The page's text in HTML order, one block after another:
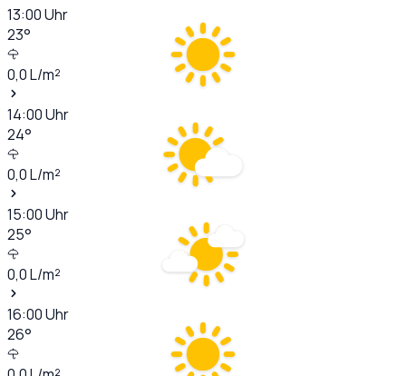
13:00Uhr
23°
0,0L/m²
14:00Uhr
24°
0,0L/m²
15:00Uhr
25°
0,0L/m²
16:00Uhr
26°